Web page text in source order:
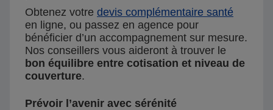
Obtenez votre devis complémentaire santé
en ligne, ou passez en agence pour
bénéficier d’un accompagnement sur mesure.
Nos conseillers vous aideront à trouver le
bon équilibre entre cotisation et niveau de
couverture.
Prévoir l’avenir avec sérénité